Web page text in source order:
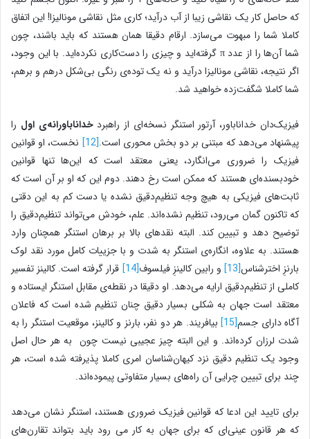
که حاصل کار یک نقاشی زیبا از آب درآید؛ کاری مثل نقاشی مونالیزا! این اتفاق
کاملا شما را مبهوت می‌سازد. ارقام دقیقا همان هستند که باید باشند، چون
شما آن‌ها را از عدد π گرفته‌اید و چیزی را دست‌کاری نکرده‌اید. با این وجود،
اگر نتیجه، نقاشی مونالیزا درآید و نه یک توده‌ی‌ رنگی بی‌شکل درهم و برهم،
شما کاملا شگفت‌زده خواهید شد.
فیزیک‌دان خداناباور، آرتور استنگر نسخه‌ای از راهبردخداناباورانه‌ی اول را
پیشنهاد می‌دهد که مبتنی بر دو بخش محوری است.[12]
نخست، او قوانین
فیزیک را ضروری می‌انگارد، یعنی معتقد است که این‌ها تنها قوانین
خودبسنده‌ای هستند که ممکن است رخ دهند. دوم این که او بر آن است که
ثابت‌های فیزیکی به هیچ وجه تنظیم‌دقیق نشده یا دست کم به این دقتی
که تاکنون گمان می‌رود، تنظیم نشده‌اند. علم، خودش می‌تواند تنظیم‌دقیق را
توضیح دهد و تبیین کند. البته نقدهای بالا بر برهان استنگر همچنان وارد
هستند. به علاوه، انگاره‌ی‌ استنگر به شدت و با جزییات کامل مورد نقد لوک
بارنزِ اخترشناس[13] و رابین کالینزِ فیلسوف[14]
قرار گرفته است. کالینز تفسیر
کاملی از تنظیم‌دقیق ارایه می‌دهد. او دقیقا در نقطه‌ی مقابل استنگر ایستاده و
معتقد است جهان به شکلی بسیار دقیق چنان تنظیم شده است که فاعلان
آگاه دارای جسم[15]
بیافریند. هر دو نفر، بارنز و کالینز، موقعیت استنگر را به
شدت لرزان کرده‌اند. و این البته چیز عجیبی نیست چون به هر حال اصل
وجود یک تنظیم دقیق نزد کیهان‌شناسان امری کاملا پذیرفته شده است، هر
چند برای تبیین چرایی آن راه‌های بسیار متفاوتی پیموده‌اند.
برای تایید این ادعا که قوانین فیزیک ضروری هستند، استنگر نشان می‌دهد
که هر قانون عینی‌ای که برای جهان به کار می رود باید بتواند تقارن‌های